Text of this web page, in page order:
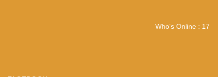
Who's Online : 17